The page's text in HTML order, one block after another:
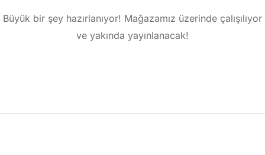
Büyük bir şey hazırlanıyor! Mağazamız üzerinde çalışılıyor
ve yakında yayınlanacak!